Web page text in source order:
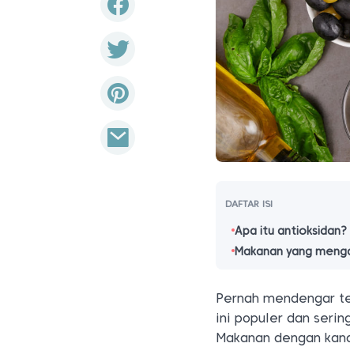
DAFTAR ISI
Apa itu antioksidan?
Makanan yang
Pernah mendengar
ini populer dan
Makanan dengan